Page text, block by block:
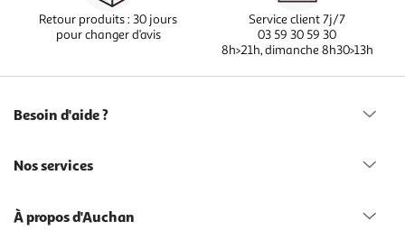
Retour produits : 30 jours
pour changer d’avis
Service client 7j/7
03 59 30 59 30
8h>21h, dimanche 8h30>13h
Besoin d'aide ?
Nos services
À propos d'Auchan